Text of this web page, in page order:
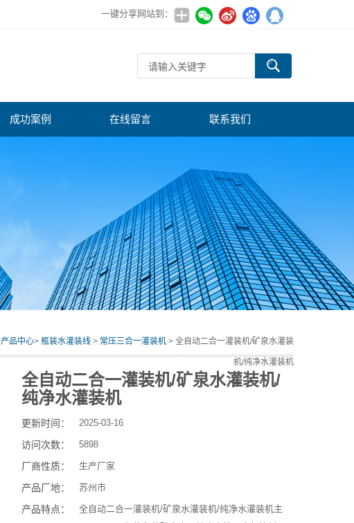
一键分享网站到：
成功案例 在线留言 联系我们
产品中心> 瓶装水灌装线 > 常压三合一灌装机 > 全自动二合一灌装机/矿泉水灌装
机/纯净水灌装机
全自动二合一灌装机/矿泉水灌装机/
纯净水灌装机
更新时间： 2025-03-16
访问次数： 5898
厂商性质： 生产厂家
产品厂地： 苏州市
产品特点：
全自动二合一灌装机/矿泉水灌装机/纯净水灌装机主